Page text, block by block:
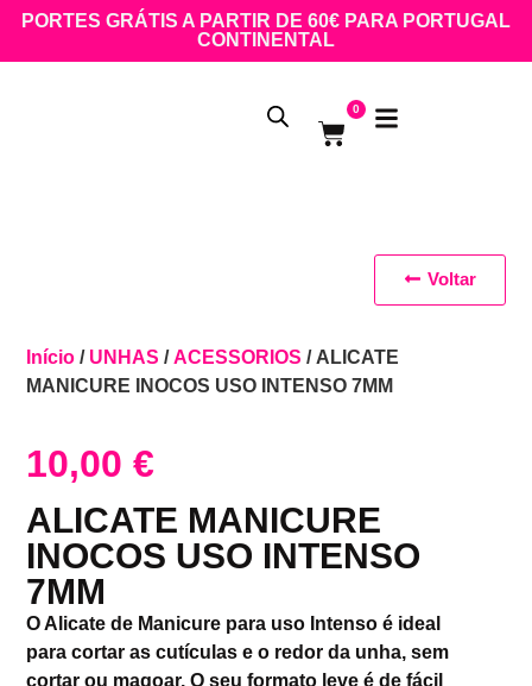
PORTES GRÁTIS A PARTIR DE 60€ PARA PORTUGAL
CONTINENTAL
0
Início / UNHAS /ACESSORIOS / ALICATE
MANICURE INOCOS USO INTENSO 7MM
10,00€
ALICATE MANICURE
INOCOS USO INTENSO
7MM
O Alicate de Manicure para uso Intenso é ideal
para cortar as cutículas e o redor da unha, sem
cortar ou magoar. O seu formato leve é de fácil
Voltar